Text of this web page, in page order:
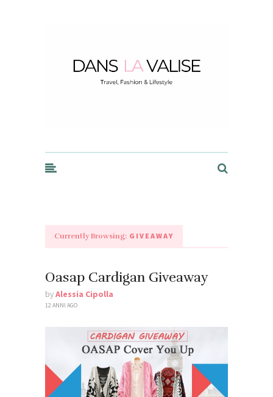
Currently Browsing: GIVEAWAY
Oasap Cardigan Giveaway
byAlessia Cipolla
12 ANNI AGO